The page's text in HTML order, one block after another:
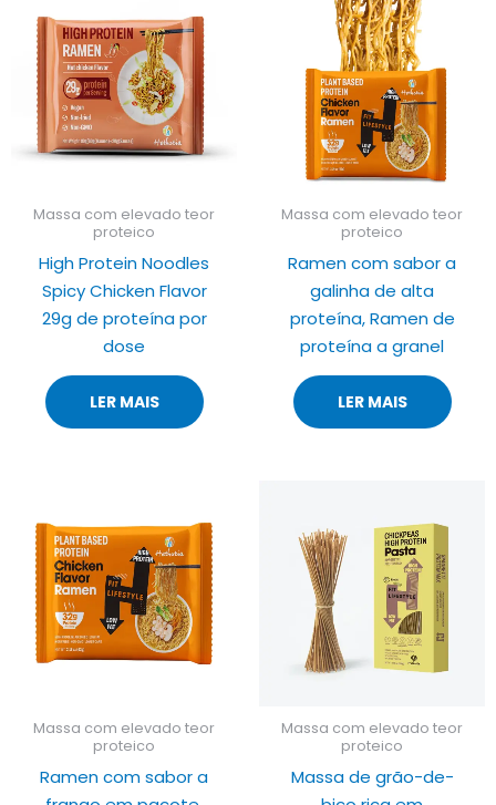
Massa com elevado teor
proteico
High Protein Noodles
Spicy Chicken Flavor
29g de proteína por
dose
LER MAIS
Massa com elevado teor
proteico
Ramen com sabor a
galinha de alta
proteína, Ramen de
proteína a granel
LER MAIS
Massa com elevado teor
proteico
Ramen com sabor a
Massa com elevado teor
proteico
Massa de grão-de-